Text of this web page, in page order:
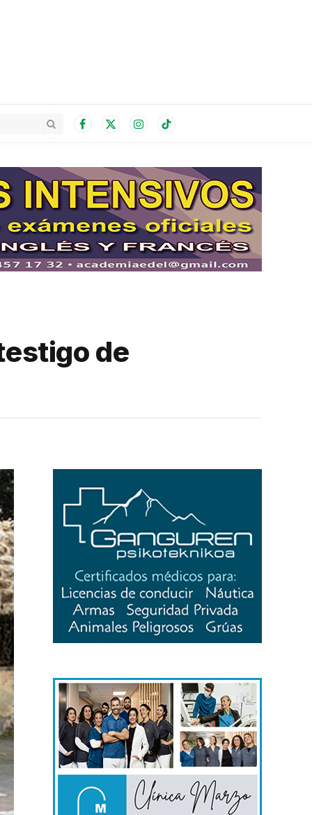
Facebook
X
InstagramTikTok
de